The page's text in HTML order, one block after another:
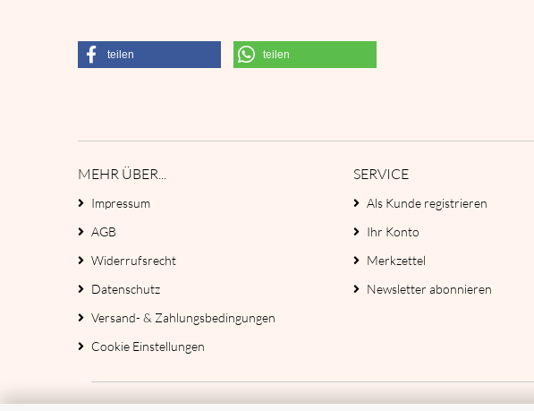
teilen teilen
MEHR ÜBER...
Impressum
AGB
Widerrufsrecht
Datenschutz
Versand- & Zahlungsbedingungen
Cookie Einstellungen
SERVICE
Als Kunde registrieren
Ihr Konto
Merkzettel
Newsletter abonnieren